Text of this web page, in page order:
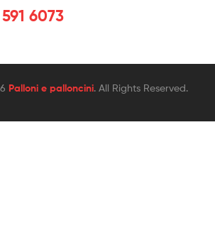
6073
Palloni e palloncini. All Rights Reserved.